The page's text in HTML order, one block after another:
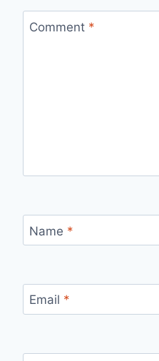
Comment *
Name *
Email *